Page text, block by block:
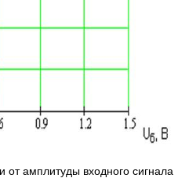
от амплитуды входного сигнала